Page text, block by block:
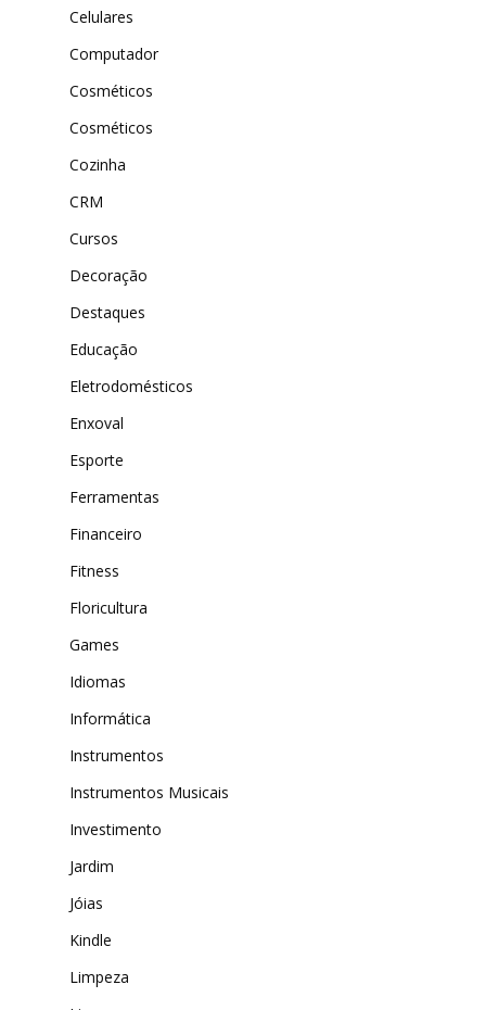
Celulares
Computador
Cosméticos
Cosméticos
Cozinha
CRM
Cursos
Decoração
Destaques
Educação
Eletrodomésticos
Enxoval
Esporte
Ferramentas
Financeiro
Fitness
Floricultura
Games
Idiomas
Informática
Instrumentos
Instrumentos Musicais
Investimento
Jardim
Jóias
Kindle
Limpeza